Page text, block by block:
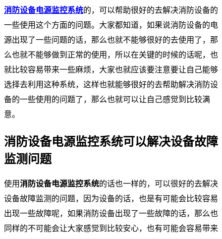
消防设备电源监控系统的，可以帮助很好的去解决消防设备的
一些使用这个方面的问题。大家都知道，如果说消防设备的电
源出现了一些问题的话，那么也就不能够很好的去使用了，那
么也就不能够做到正常的使用，所以在关键的时候的话呢，也
就比较容易带来一些麻烦，大家也就应该要注意要让自己能够
选择去利用这种系统，这样也就能够很好的去帮助解决消防设
备的一些使用的问题了，那么也就可以让自己感觉到比较满
意。
消防设备电源监控系统可以解决设备故障
监测问题
使用消防设备电源监控系统的话也一样的，可以很好的去解决
设备故障监测的问题，因为设备的话，也是有可能会比较容易
出现一些故障呢，如果消防设备出现了一些故障的话，那么也
同样的不可能会让大家感觉到比较安心，也有可能会容易带来